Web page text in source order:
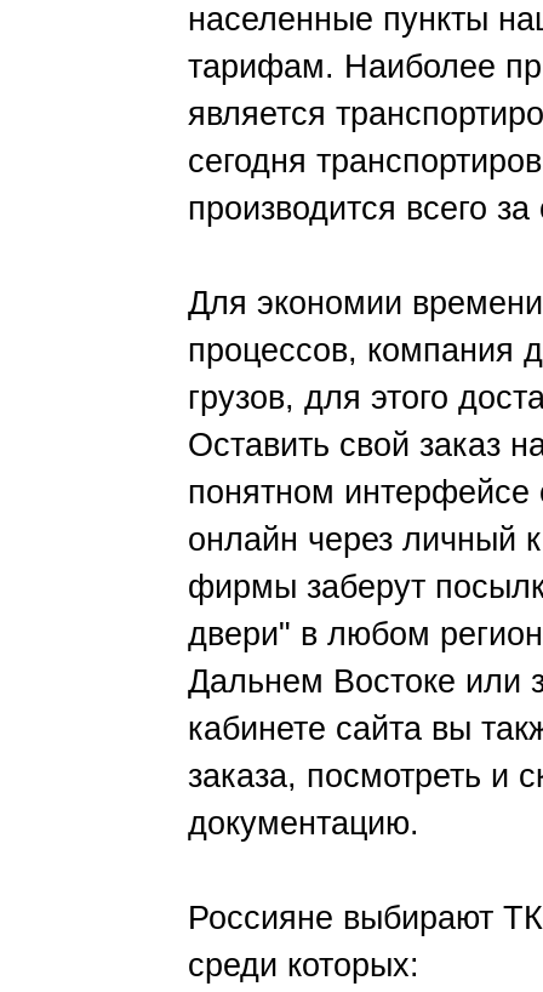
населенные пункты
тарифам. Наиболее
является
сегодня
производится всего
Для экономии времени
процессов, компания
грузов, для этого
Оставить свой заказ
понятном интерфейсе
онлайн через личный
фирмы заберут
двери" в любом
Дальнем Востоке или
кабинете сайта вы
заказа, посмотреть и
документацию.
Россияне выбирают
среди которых: